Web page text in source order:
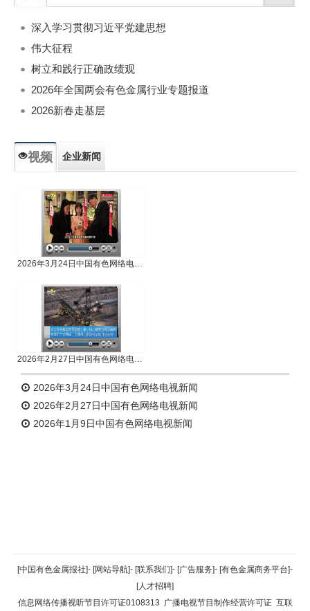
深入学习贯彻习近平党建思想
伟大征程
树立和践行正确政绩观
2026年全国两会有色金属行业专题报道
2026新春走基层
视频 企业新闻
2026年3月24日中国有色网络电视新闻
2026年2月27日中国有色网络电视新闻
2026年3月24日中国有色网络电视新闻
2026年2月27日中国有色网络电视新闻
2026年1月9日中国有色网络电视新闻
返回顶部
返回首页
[中国有色金属报社]- [网站导航]- [联系我们]- [广告服务]- [有色金属商务平台]-
[人才招聘]
信息网络传播视听节目许可证0108313 广播电视节目制作经营许可证 互联